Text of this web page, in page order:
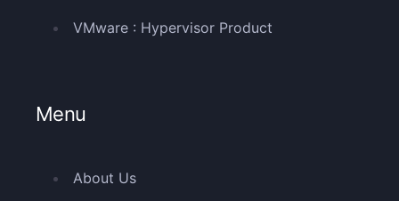
VMware : Hypervisor Product
Menu
About Us